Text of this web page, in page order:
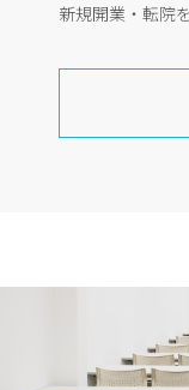
新規開業・転院